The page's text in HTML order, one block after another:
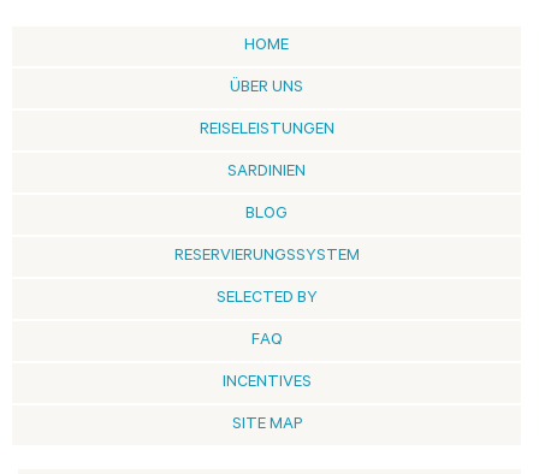
HOME
ÜBER UNS
REISELEISTUNGEN
SARDINIEN
BLOG
RESERVIERUNGSSYSTEM
SELECTED BY
FAQ
INCENTIVES
SITE MAP